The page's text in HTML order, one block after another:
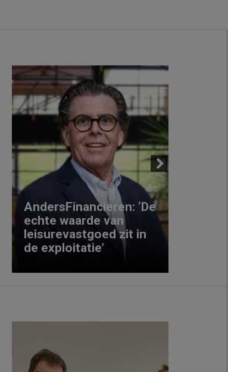
AndersFinancieren: ‘De
echte waarde van
leisurevastgoed zit in
de exploitatie’
Next